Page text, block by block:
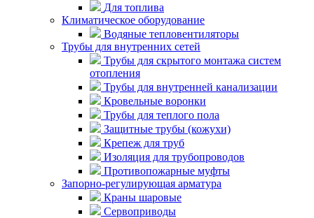
Для топлива
Климатическое оборудование
Водяные тепловентиляторы
Трубы для внутренних сетей
Трубы для скрытого монтажа систем
отопления
Трубы для внутренней канализации
Кровельные воронки
Трубы для теплого пола
Защитные трубы (кожухи)
Крепеж для труб
Изоляция для трубопроводов
Противопожарные муфты
Запорно-регулирующая арматура
Краны шаровые
Сервоприводы